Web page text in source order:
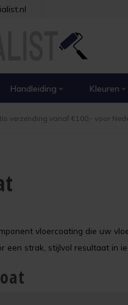
Handleiding Kleuren
verzending vanaf €100,- voor
vloercoating die uw
strak, stijlvol resultaat in